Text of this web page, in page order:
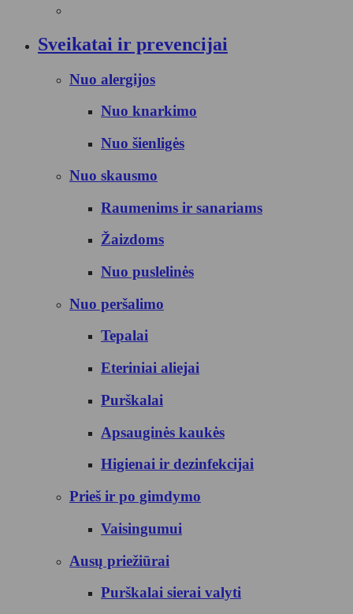
Sveikatai ir prevencijai
Nuo alergijos
Nuo knarkimo
Nuo šienligės
Nuo skausmo
Raumenims ir sanariams
Žaizdoms
Nuo puslelinės
Nuo peršalimo
Tepalai
Eteriniai aliejai
Purškalai
Apsauginės kaukės
Higienai ir dezinfekcijai
Prieš ir po gimdymo
Vaisingumui
Ausų priežiūrai
Purškalai sierai valyti